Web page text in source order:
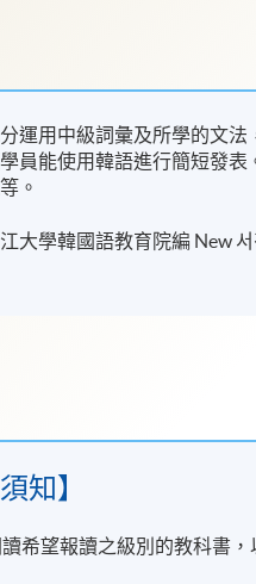
運用中級詞彙及所學的文
員能使用韓語進行簡短發
。
大學韓國語教育院編 New 서
知】
希望報讀之級別的教科書